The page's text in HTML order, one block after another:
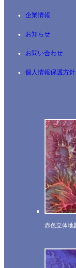
企業情報
お知らせ
お問い合わせ
個人情報保護方針
赤色立体地